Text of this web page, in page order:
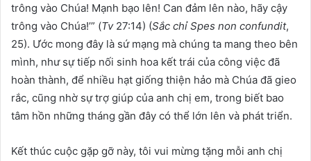
trông vào Chúa! Mạnh bạo lên! Can đảm lên nào, hãy cậy
trông vào Chúa!’” (Tv 27:14) (Sắc chỉ Spes non confundit,
25). Ước mong đây là sứ mạng mà chúng ta mang theo bên
mình, như sự tiếp nối sinh hoa kết trái của công việc đã
hoàn thành, để nhiều hạt giống thiện hảo mà Chúa đã gieo
rắc, cũng nhờ sự trợ giúp của anh chị em, trong biết bao
tâm hồn những tháng gần đây có thể lớn lên và phát triển.
Kết thúc cuộc gặp gỡ này, tôi vui mừng tặng mỗi anh chị